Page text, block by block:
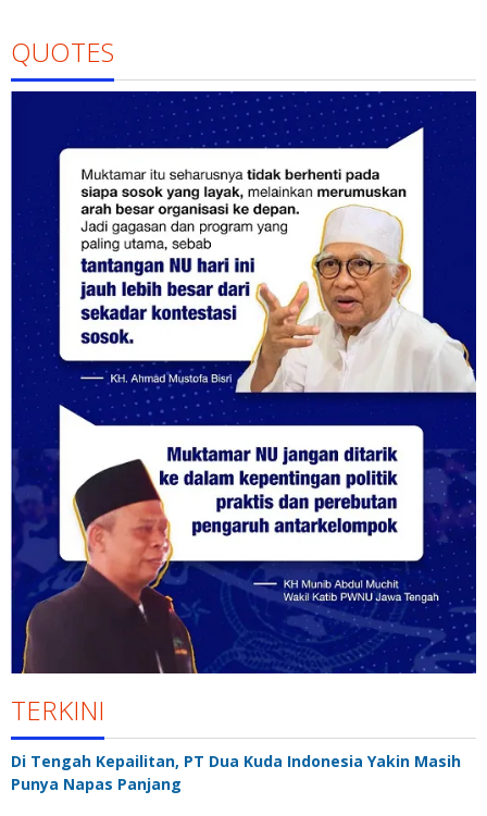
QUOTES
TERKINI
Di Tengah Kepailitan, PT Dua Kuda Indonesia Yakin Masih
Punya Napas Panjang